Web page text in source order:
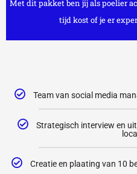
Met dit pakket ben jij als poelier
tijd kost of je er
Team van social media
Strategisch interview en
Creatie en plaating van 10